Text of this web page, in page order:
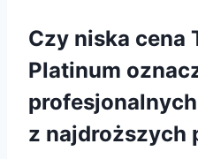
Czy niska cena
Platinum
z najdroższych